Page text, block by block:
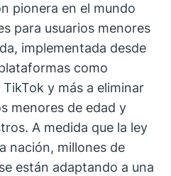
pionera en el mundo
para usuarios menores
implementada desde
como
y más a eliminar
menores de edad y
A medida que la ley
nación, millones de
están adaptando a una